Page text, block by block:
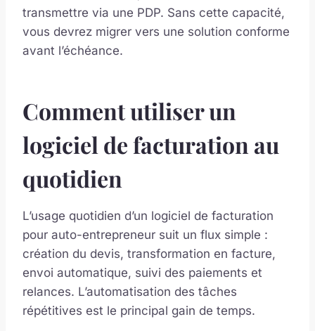
transmettre via une PDP. Sans cette capacité,
vous devrez migrer vers une solution conforme
avant l’échéance.
Comment utiliser un
logiciel de facturation au
quotidien
L’usage quotidien d’un logiciel de facturation
pour auto-entrepreneur suit un flux simple :
création du devis, transformation en facture,
envoi automatique, suivi des paiements et
relances. L’automatisation des tâches
répétitives est le principal gain de temps.